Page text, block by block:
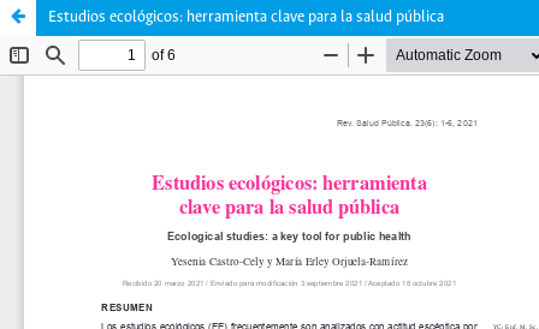
Estudios ecológicos: herramienta clave para la salud pública